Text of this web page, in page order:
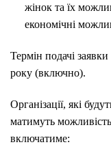
жінок та їх
економічні
Термін подачі
року (включно).
Організації, які
матимуть
включатиме: